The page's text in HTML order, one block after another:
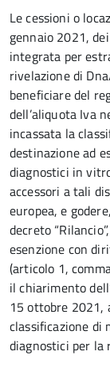
Le cessioni o
gennaio 2021,
integrata per
rivelazione di
beneficiare del
dell’aliquota Iva
incassata la
destinazione ad
diagnostici in
accessori a tali
europea, e
decreto
esenzione con
(articolo 1,
il chiarimento
15 ottobre 2021,
classificazione di
diagnostici per la